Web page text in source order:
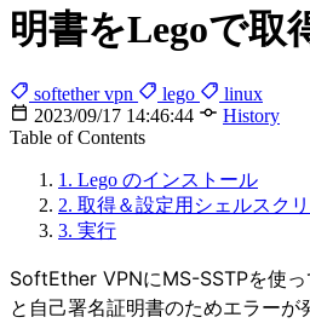
明書をLegoで取
softether vpn lego
linux
2023/09/17 14:46:44
History
Table of Contents
1. Lego のインストール
2. 取得＆設定用シェルスク
3. 実行
SoftEther VPNにMS-SSTPを使
と自己署名証明書のためエラーが